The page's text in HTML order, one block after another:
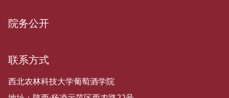
院务公开
联系方式
西北农林科技大学葡萄酒学院